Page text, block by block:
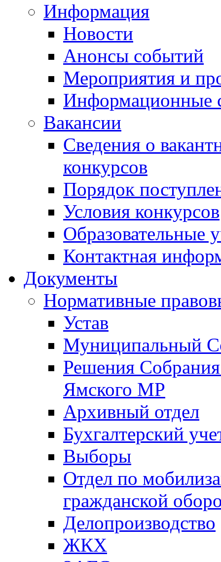
Информация
Новости
Анонсы событий
Мероприятия и
Информационные
Вакансии
Сведения о
конкурсов
Порядок
Условия конкурсов
Образовательные
Контактная
Документы
Нормативные
Устав
Муниципальный
Решения
Ямского МР
Архивный отдел
Бухгалтерский
Выборы
Отдел по
гражданской
Делопроизводство
ЖКХ